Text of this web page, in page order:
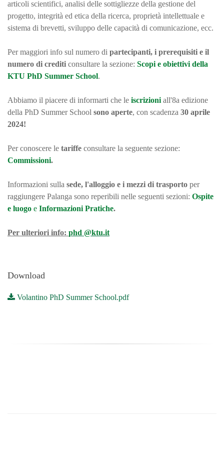
articoli scientifici, analisi delle sottigliezze della gestione del
progetto, integrità ed etica della ricerca, proprietà intellettuale e
sistema di brevetti, sviluppo delle capacità di comunicazione, ecc.
Per maggiori info sul numero di partecipanti, i prerequisiti e il
numero di crediti consultare la sezione: Scopi e obiettivi della
KTU PhD Summer School.
Abbiamo il piacere di informarti che le iscrizioni all'8a edizione
della PhD Summer School sono aperte, con scadenza 30 aprile
2024!
Per conoscere le tariffe consultare la seguente sezione:
Commissioni.
Informazioni sulla sede, l'alloggio e i mezzi di trasporto per
raggiungere Palanga sono reperibili nelle seguenti sezioni: Ospite
e luogo e Informazioni Pratiche.
Per ulteriori info: phd @ktu.it
Download
Volantino PhD Summer School.pdf